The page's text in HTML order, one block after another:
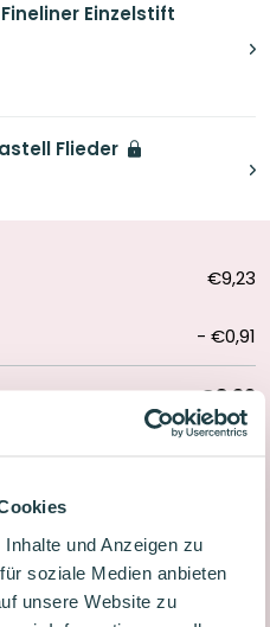
und Anzeigen zu
soziale Medien anbieten
unsere Website zu
Einzelstift
Flieder
€9,23
- €0,91
€8,32